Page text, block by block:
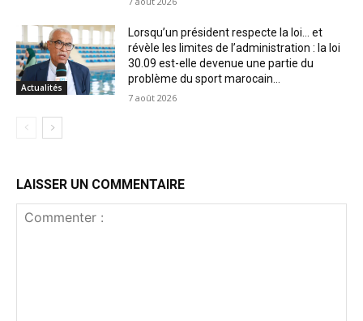
Actualités
Lorsqu’un président respecte la loi… et
révèle les limites de l’administration : la loi
30.09 est-elle devenue une partie du
problème du sport marocain...
7 août 2026
LAISSER UN COMMENTAIRE